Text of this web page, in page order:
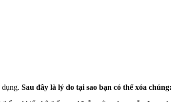
dụng. Sau đây là lý do tại sao bạn có thể xóa chúng: